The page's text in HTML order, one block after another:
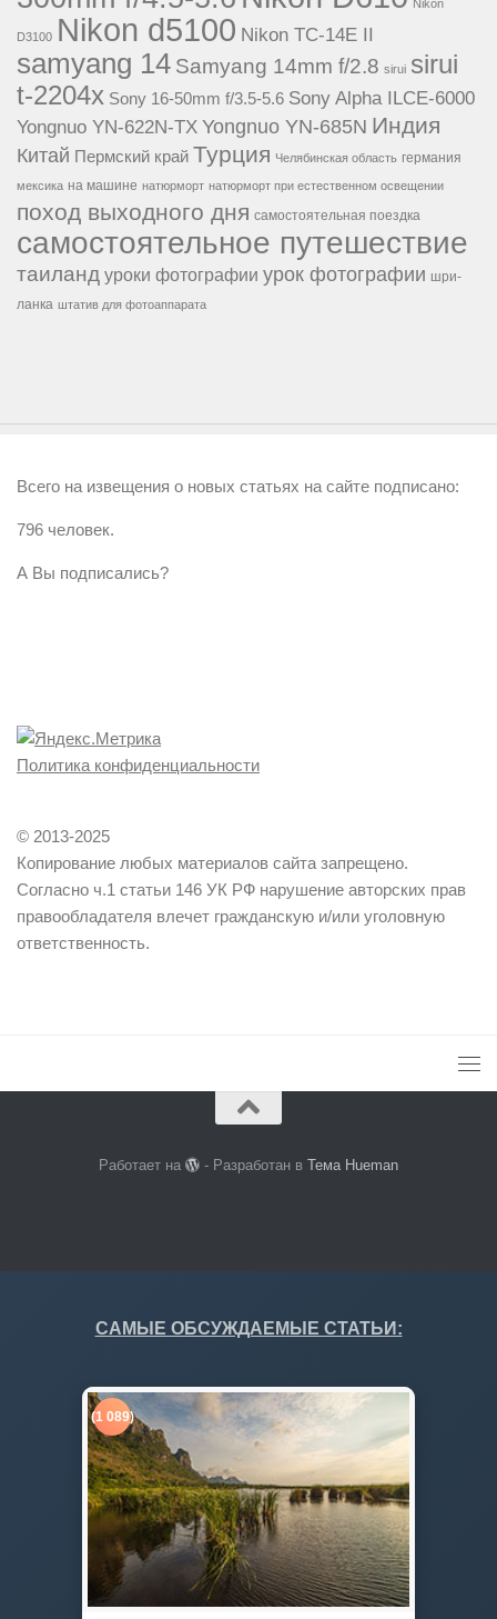
Nikon
D3100 Nikon d5100 Nikon TC-14E II
samyang 14 Samyang 14mm f/2.8 sirui sirui
t-2204x Sony 16-50mm f/3.5-5.6 Sony Alpha ILCE-6000
Yongnuo YN-622N-TX Yongnuo YN-685N Индия
Китай Пермский край Турция Челябинская область германия
мексика на машине натюрморт натюрморт при естественном освещении
поход выходного дня самостоятельная поездка
самостоятельное путешествие
таиланд уроки фотографии урок фотографии шри-
ланка штатив для фотоаппарата
Всего на извещения о новых статьях на сайте подписано:
796 человек.
А Вы подписались?
Политика конфиденциальности
© 2013-2025
Копирование любых материалов сайта запрещено.
Согласно ч.1 статьи 146 УК РФ нарушение авторских прав
правообладателя влечет гражданскую и/или уголовную
ответственность.
Работает на - Разработан вТема Hueman
САМЫЕ ОБСУЖДАЕМЫЕ СТАТЬИ:
(1 089)